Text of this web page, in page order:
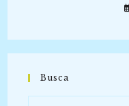
Busca